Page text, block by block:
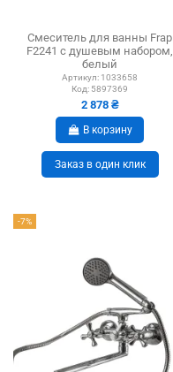
Смеситель для ванны Frap
F2241 с душевым набором,
белый
Артикул: 1033658
Код: 5897369
2 878 ₴
В корзину
Заказ в один клик
-7%